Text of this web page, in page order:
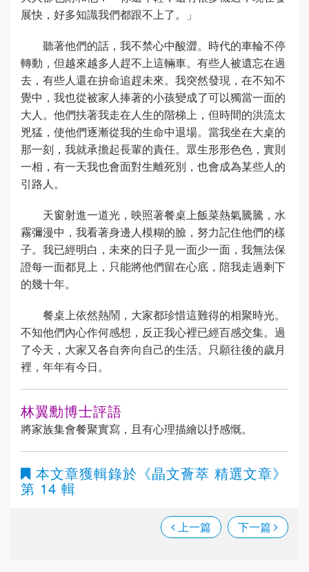
展快，好多知識我們都跟不上了。」
聽著他們的話，我不禁心中酸澀。時代的車輪不停
轉動，但越來越多人趕不上這輛車。有些人被遺忘在過
去，有些人還在拚命追趕未來。我突然發現，在不知不
覺中，我也從被家人捧著的小孩變成了可以獨當一面的
大人。他們扶著我走在人生的階梯上，但時間的洪流太
兇猛，使他們逐漸從我的生命中退場。當我坐在大桌的
那一刻，我就承擔起長輩的責任。眾生形形色色，實則
一相，有一天我也會面對生離死別，也會成為某些人的
引路人。
天窗射進一道光，映照著餐桌上飯菜熱氣騰騰，水
霧彌漫中，我看著身邊人模糊的臉，努力記住他們的樣
子。我已經明白，未來的日子見一面少一面，我無法保
證每一面都見上，只能將他們留在心底，陪我走過剩下
的幾十年。
餐桌上依然熱鬧，大家都珍惜這難得的相聚時光。
不知他們內心作何感想，反正我心裡已經百感交集。過
了今天，大家又各自奔向自己的生活。只願往後的歲月
裡，年年有今日。
林翼勳博士評語
將家族集會餐聚實寫，且有心理描繪以抒感慨。
本文章獲輯錄於 《晶文薈萃 精選文章》
第 14 輯
上一篇 下一篇